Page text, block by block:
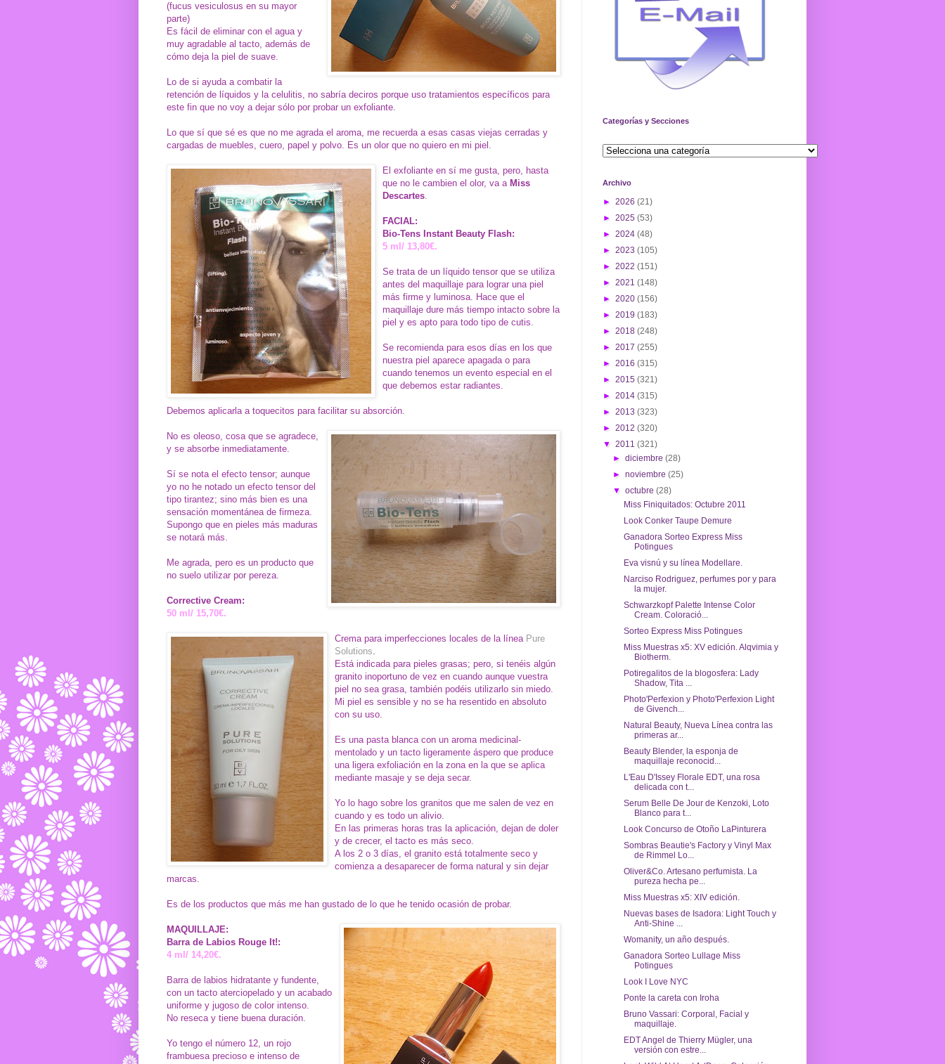
(fucus vesiculosus en su mayor
parte)
Es fácil de eliminar con el agua y
muy agradable al tacto, además de
cómo deja la piel de suave.
Lo de si ayuda a combatir la
retención de líquidos y la celulitis, no sabría deciros porque uso tratamientos específicos para
este fin que no voy a dejar sólo por probar un exfoliante.
Lo que sí que sé es que no me agrada el aroma, me recuerda a esas casas viejas cerradas y
cargadas de muebles, cuero, papel y polvo. Es un olor que no quiero en mi piel.
El exfoliante en sí me gusta, pero, hasta
que no le cambien el olor, va a Miss
Descartes.
FACIAL:
Bio-Tens Instant Beauty Flash:
5 ml/ 13,80€.
Se trata de un líquido tensor que se utiliza
antes del maquillaje para lograr una piel
más firme y luminosa. Hace que el
maquillaje dure más tiempo intacto sobre la
piel y es apto para todo tipo de cutis.
Se recomienda para esos días en los que
nuestra piel aparece apagada o para
cuando tenemos un evento especial en el
que debemos estar radiantes.
Debemos aplicarla a toquecitos para facilitar su absorción.
No es oleoso, cosa que se agradece,
y se absorbe inmediatamente.
Sí se nota el efecto tensor; aunque
yo no he notado un efecto tensor del
tipo tirantez; sino más bien es una
sensación momentánea de firmeza.
Supongo que en pieles más maduras
se notará más.
Me agrada, pero es un producto que
no suelo utilizar por pereza.
Corrective Cream:
50 ml/ 15,70€.
Crema para imperfecciones locales de la líneaPure
Solutions.
Está indicada para pieles grasas; pero, si tenéis algún
granito inoportuno de vez en cuando aunque vuestra
piel no sea grasa, también podéis utilizarlo sin miedo.
Mi piel es sensible y no se ha resentido en absoluto
con su uso.
Es una pasta blanca con un aroma medicinal-
mentolado y un tacto ligeramente áspero que produce
una ligera exfoliación en la zona en la que se aplica
mediante masaje y se deja secar.
Yo lo hago sobre los granitos que me salen de vez en
cuando y es todo un alivio.
En las primeras horas tras la aplicación, dejan de doler
y de crecer, el tacto es más seco.
A los 2 o 3 días, el granito está totalmente seco y
comienza a desaparecer de forma natural y sin dejar
marcas.
Es de los productos que más me han gustado de lo que he tenido ocasión de probar.
MAQUILLAJE:
Barra de Labios Rouge It!:
4 ml/ 14,20€.
Barra de labios hidratante y fundente,
con un tacto aterciopelado y un acabado
uniforme y jugoso de color intenso.
No reseca y tiene buena duración.
Yo tengo el número 12, un rojo
frambuesa precioso e intenso de
Categorías y Secciones
Archivo
► 2026 (21)
► 2025 (53)
► 2024 (48)
► 2023 (105)
► 2022 (151)
► 2021 (148)
► 2020 (156)
► 2019 (183)
► 2018 (248)
► 2017 (255)
► 2016 (315)
► 2015 (321)
► 2014 (315)
► 2013 (323)
► 2012 (320)
▼ 2011 (321)
►diciembre(28)
►noviembre(25)
▼octubre(28)
Miss Finiquitados: Octubre 2011
Look Conker Taupe Demure
Ganadora Sorteo Express Miss
Potingues
Eva visnú y su línea Modellare.
Narciso Rodriguez, perfumes por y para
la mujer.
Schwarzkopf Palette Intense Color
Cream. Coloració...
Sorteo Express Miss Potingues
Miss Muestras x5: XV edición. Alqvimia y
Biotherm.
Potiregalitos de la blogosfera: Lady
Shadow, Tita ...
Photo'Perfexion y Photo'Perfexion Light
de Givench...
Natural Beauty, Nueva Línea contra las
primeras ar...
Beauty Blender, la esponja de
maquillaje reconocid...
L'Eau D'Issey Florale EDT, una rosa
delicada con t...
Serum Belle De Jour de Kenzoki, Loto
Blanco para t...
Look Concurso de Otoño LaPinturera
Sombras Beautie's Factory y Vinyl Max
de Rimmel Lo...
Oliver&Co. Artesano perfumista. La
pureza hecha pe...
Miss Muestras x5: XIV edición.
Nuevas bases de Isadora: Light Touch y
Anti-Shine ...
Womanity, un año después.
Ganadora Sorteo Lullage Miss
Potingues
Look I Love NYC
Ponte la careta con Iroha
Bruno Vassari: Corporal, Facial y
maquillaje.
EDT Angel de Thierry Mügler, una
versión con estre...